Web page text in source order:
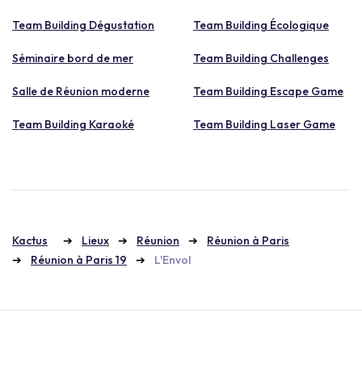
Team Building Dégustation Team Building Écologique
Séminaire bord de mer Team Building Challenges
Salle de Réunion moderne Team Building Escape Game
Team Building Karaoké Team Building Laser Game
Kactus Lieux Réunion
Réunion à Paris
Réunion à Paris 19
L'Envol